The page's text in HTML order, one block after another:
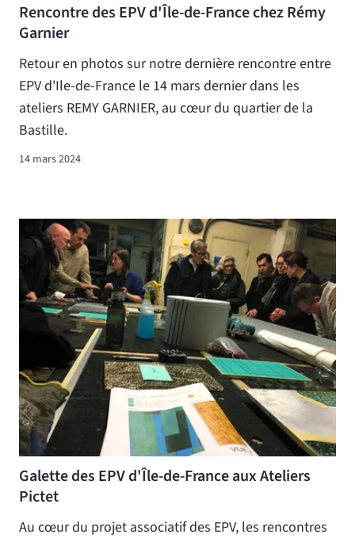
Rencontre des EPV d'Île-de-France chez Rémy
Garnier
Retour en photos sur notre dernière rencontre entre
EPV d'Ile-de-France le 14 mars dernier dans les
ateliers REMY GARNIER, au cœur du quartier de la
Bastille.
14 mars 2024
Galette des EPV d'Île-de-France aux Ateliers
Pictet
Au cœur du projet associatif des EPV, les rencontres